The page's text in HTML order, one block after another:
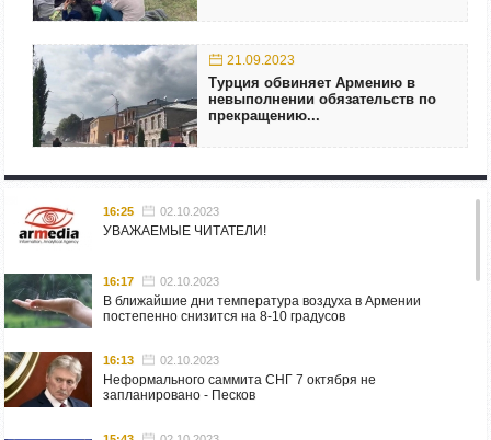
21.09.2023
Турция обвиняет Армению в
невыполнении обязательств по
прекращению...
16:25 02.10.2023
УВАЖАЕМЫЕ ЧИТАТЕЛИ!
16:17 02.10.2023
В ближайшие дни температура воздуха в Армении
постепенно снизится на 8-10 градусов
16:13 02.10.2023
Неформального саммита СНГ 7 октября не
запланировано - Песков